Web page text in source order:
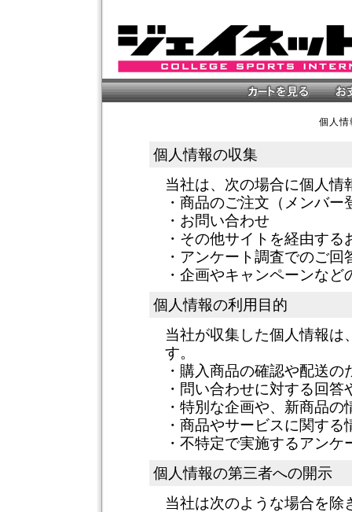
個人情
個人情報の収集
当社は、次の場合に個人情
・商品のご注文（メンバ
・お問い合わせ
・その他サイトを経由す
・アンケート調査でのご回
・企画やキャンペーンなど
個人情報の利用目的
当社が収集した個人情報は
す。
・購入商品の確認や配送の
・問い合わせに対する回
・特別な企画や、新商品
・商品やサービスに関す
・不特定で実施するアン
個人情報の第三者への開示
当社は次のような場合を除